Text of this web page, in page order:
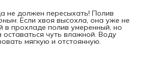
не должен пересыхать! Полив
. Если хвоя высохла, она уже не
в прохладе полив умеренный, но
чуть влажной. Воду
мягкую и отстоянную.